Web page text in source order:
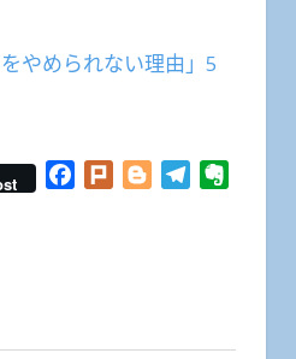
やめられない理由」5
Facebook
Plurk BloggerTelegram